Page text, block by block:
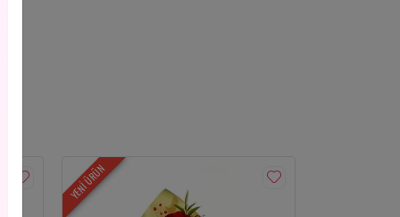
Yıldönümü Sincan Çiçekçi
Çiçek Aranjmanları Etlik Çiçekçi
YENİ ÜRÜN